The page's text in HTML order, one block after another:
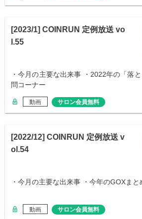
[2023/1] COINRUN 定例放送 vo
l.55
・今月の主要な出来事 ・2022年の「落
問コーナー
動画 サロン会員無料
[2022/12] COINRUN 定例放送 v
ol.54
・今月の主要な出来事 ・今年のGOXま
動画 サロン会員無料